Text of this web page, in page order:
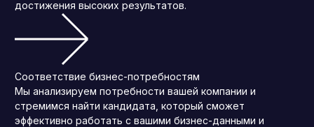
достижения высоких результатов.
Соответствие бизнес-потребностям
Мы анализируем потребности вашей компании и
стремимся найти кандидата, который сможет
эффективно работать с вашими бизнес-данными и